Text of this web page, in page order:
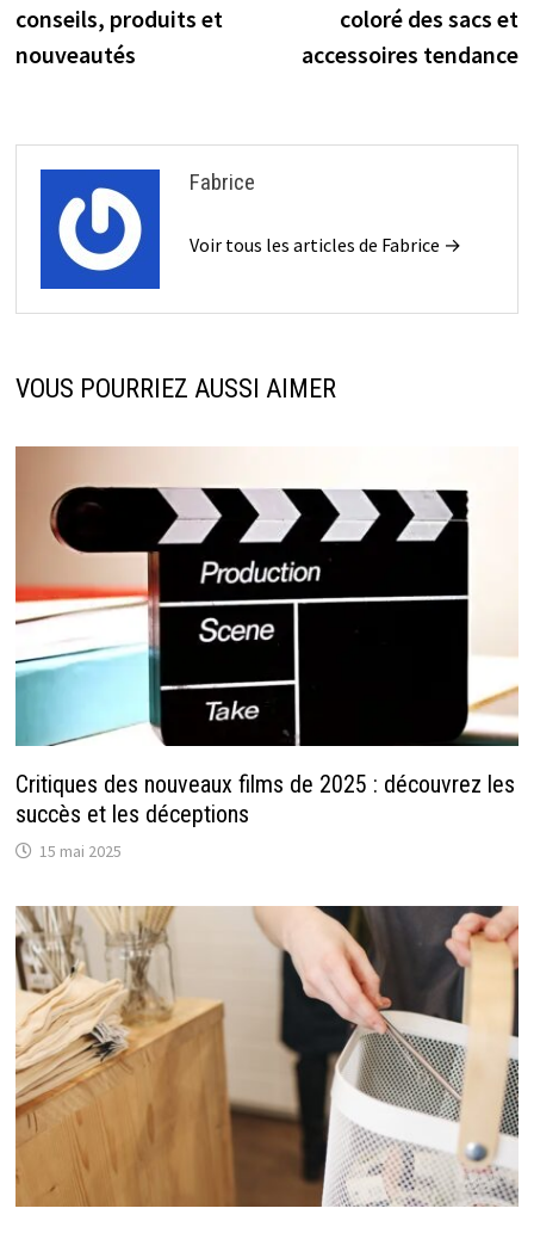
l’article
conseils, produits et
nouveautés
coloré des sacs et
accessoires tendance
Fabrice
Voir tous les articles de Fabrice →
VOUS POURRIEZ AUSSI AIMER
Critiques des nouveaux films de 2025 : découvrez les
succès et les déceptions
15 mai 2025